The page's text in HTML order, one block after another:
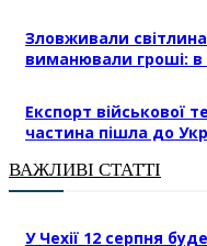
Зловживали
виманювали гроші: в
Експорт військової
частина пішла до
ВАЖЛИВІ СТАТТІ
У Чехії 12 серпня